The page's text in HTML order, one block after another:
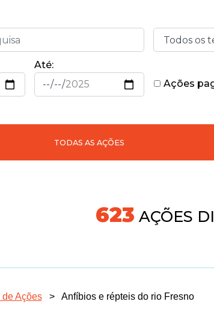
Até:
Ações
TODAS AS AÇÕES
718AÇÕES
de Ações > Anfíbios e répteis do rio Fresno